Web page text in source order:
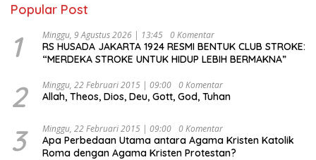
Popular Post
1 Minggu, 9 Agustus 2026 | 13:45 0 Komentar
RS HUSADA JAKARTA 1924 RESMI BENTUK CLUB STROKE:
“MERDEKA STROKE UNTUK HIDUP LEBIH BERMAKNA”
2 Minggu, 22 Februari 2015 | 09:00 0 Komentar
Allah, Theos, Dios, Deu, Gott, God, Tuhan
3 Minggu, 22 Februari 2015 | 09:00 0 Komentar
Apa Perbedaan Utama antara Agama Kristen Katolik
Roma dengan Agama Kristen Protestan?